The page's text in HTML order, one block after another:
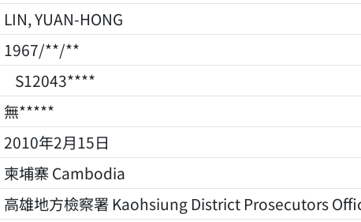
LIN, YUAN-HONG
1967/**/**
S12043****
無*****
2010年2月15日
柬埔寨 Cambodia
高雄地方檢察署 Kaohsiung District Prosecutors